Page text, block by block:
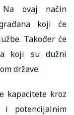
Na ovaj način
koji će
Također će
koji su dužni
države.
kapacitete kroz
i potencijalnim